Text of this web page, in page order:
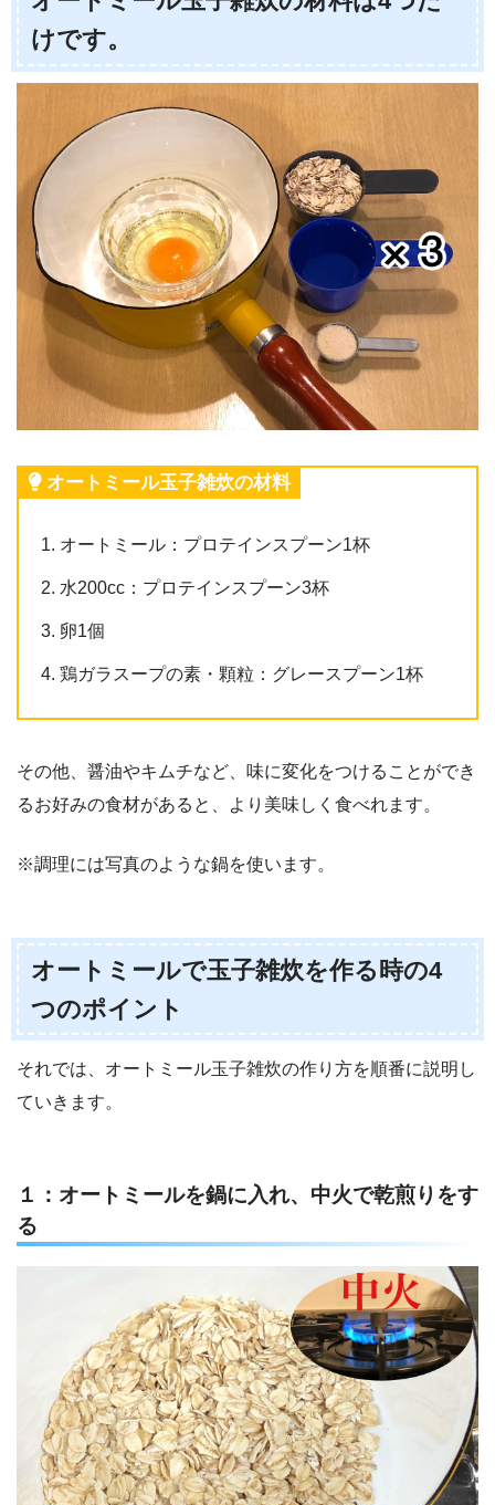
けです。
オートミール玉子雑炊の材料
オートミール：プロテインスプーン1杯
水200cc：プロテインスプーン3杯
卵1個
鶏ガラスープの素・顆粒：グレースプーン1杯
その他、醤油やキムチなど、味に変化をつけることができ
るお好みの食材があると、より美味しく食べれます。
※調理には写真のような鍋を使います。
オートミールで玉子雑炊を作る時の4
つのポイント
それでは、オートミール玉子雑炊の作り方を順番に説明し
ていきます。
１：オートミールを鍋に入れ、中火で乾煎りをす
る